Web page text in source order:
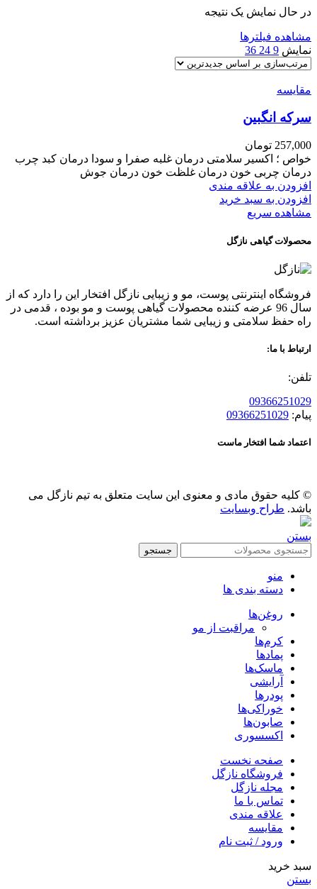
در حال نمایش یک نتیجه
مشاهده فیلترها
نمایش 9
24
36
مقایسه
سرکه انگبین
257,000 تومان
خواص ؛ اکسیر سلامتی درمان غلبه صفرا و سودا درمان کبد چرب
درمان چربی خون درمان غلظت خون درمان جوش
افزودن به علاقه مندی
افزودن به سبد خرید
مشاهده سریع
محصولات گیاهی نازگل
فروشگاه اینترنتی پوست، مو و زیبایی نازگل افتخار این را دارد که از
سال 96 عرضه کننده محصولات گیاهی پوست و مو بوده ، قدمی در
راه حفظ سلامتی و زیبایی شما مشتریان عزیز برداشته است.
ارتباط با ما:
تلفن:
09366251029
پیام: 09366251029
اعتماد شما افتخار ماست
© کلیه حقوق مادی و معنوی این سایت متعلق به تیم نازگل می
باشد. طراح وبسایت
بستن
جستجو
منو
دسته بندی ها
روغن‌ها
مراقبت از مو
کرم‌ها
پمادها
ماسک‌ها
آرایشی
پودرها
خوراکی‌ها
صابون‌ها
اکسسوری
صفحه نخست
فروشگاه نازگل
مجله نازگل
تماس با ما
علاقه مندی
مقایسه
ورود / ثبت نام
سبد خرید
بستن